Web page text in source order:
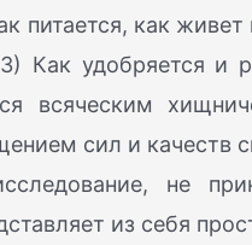
питается, как
Как удобряется и
всяческим
сил и качеств
не
из себя